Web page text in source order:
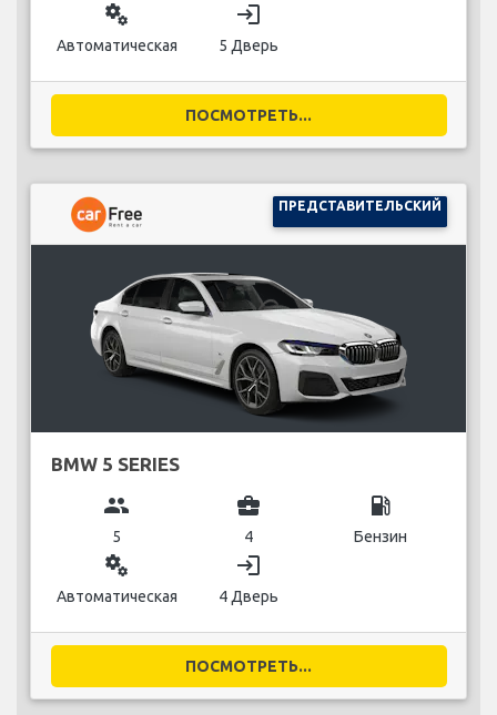
miscellaneous_services
Автоматическая
login
5 Дверь
ПОСМОТРЕТЬ...
ПРЕДСТАВИТЕЛЬСКИЙ
BMW 5 SERIES
group
5
business_center
4
local_gas_station
Бензин
miscellaneous_services
Автоматическая
login
4 Дверь
ПОСМОТРЕТЬ...